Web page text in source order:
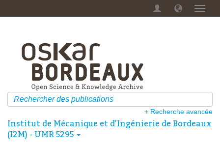
Menu
+ Recherche avancée
Institut de Mécanique et d’Ingénierie de Bordeaux
(I2M) - UMR 5295